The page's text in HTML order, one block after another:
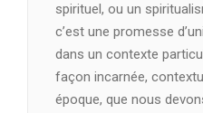
spirituel, ou un
c’est une promesse
dans un contexte
façon incarnée,
époque, que nous